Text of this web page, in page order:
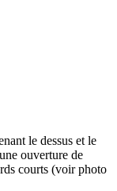
le dessus et le
ouverture de
courts (voir photo